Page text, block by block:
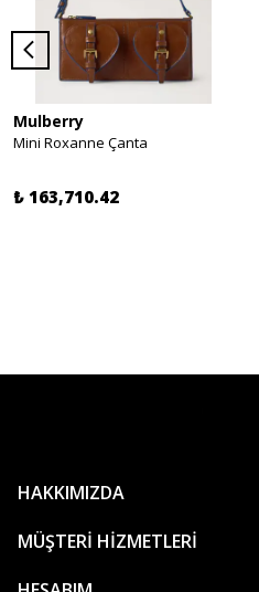
Mulberry
Mini Roxanne Çanta
₺ 163,710.42
HAKKIMIZDA
MÜŞTERİ HİZMETLERİ